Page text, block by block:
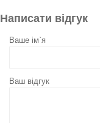
Написати відгук
Ваше ім`я
Ваш відгук